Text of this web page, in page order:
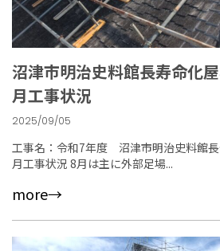
沼津市明治史料館長寿命化
月工事状況
2025/09/05
工事名：令和7年度 沼津市明治史料館
月工事状況 8月は主に外部足場...
more→